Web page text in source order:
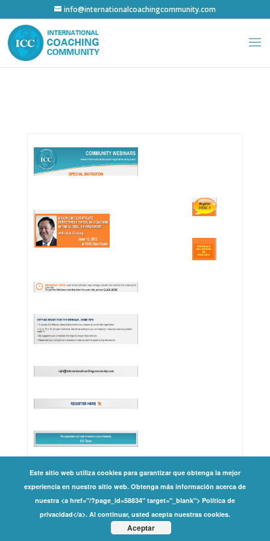
info@internationalcoachingcommunity.com
Copyright ©
2026 International Coaching Community | All Rights
Privacy Policy
Este sitio web utiliza cookies para garantizar que obtenga la mejor
experiencia en nuestro sitio web. Obtenga más información acerca de
nuestra <a href="/?page_id=58834" target="_blank"> Política de
privacidad</a>. Al continuar, usted acepta nuestras cookies.
Aceptar